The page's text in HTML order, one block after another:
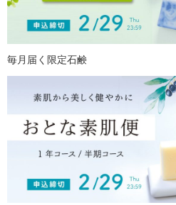
毎月届く限定石鹸